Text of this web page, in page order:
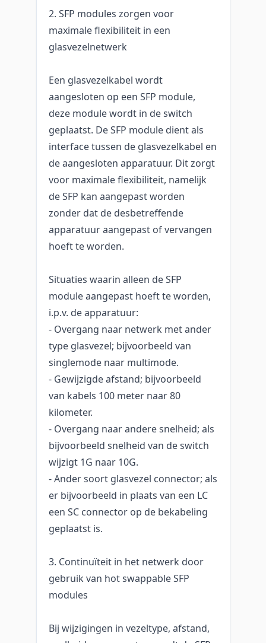
2. SFP modules zorgen voor
maximale flexibiliteit in een
glasvezelnetwerk
Een glasvezelkabel wordt
aangesloten op een SFP module,
deze module wordt in de switch
geplaatst. De SFP module dient als
interface tussen de glasvezelkabel en
de aangesloten apparatuur. Dit zorgt
voor maximale flexibiliteit, namelijk
de SFP kan aangepast worden
zonder dat de desbetreffende
apparatuur aangepast of vervangen
hoeft te worden.
Situaties waarin alleen de SFP
module aangepast hoeft te worden,
i.p.v. de apparatuur:
- Overgang naar netwerk met ander
type glasvezel; bijvoorbeeld van
singlemode naar multimode.
- Gewijzigde afstand; bijvoorbeeld
van kabels 100 meter naar 80
kilometer.
- Overgang naar andere snelheid; als
bijvoorbeeld snelheid van de switch
wijzigt 1G naar 10G.
- Ander soort glasvezel connector; als
er bijvoorbeeld in plaats van een LC
een SC connector op de bekabeling
geplaatst is.
3. Continuïteit in het netwerk door
gebruik van hot swappable SFP
modules
Bij wijzigingen in vezeltype, afstand,